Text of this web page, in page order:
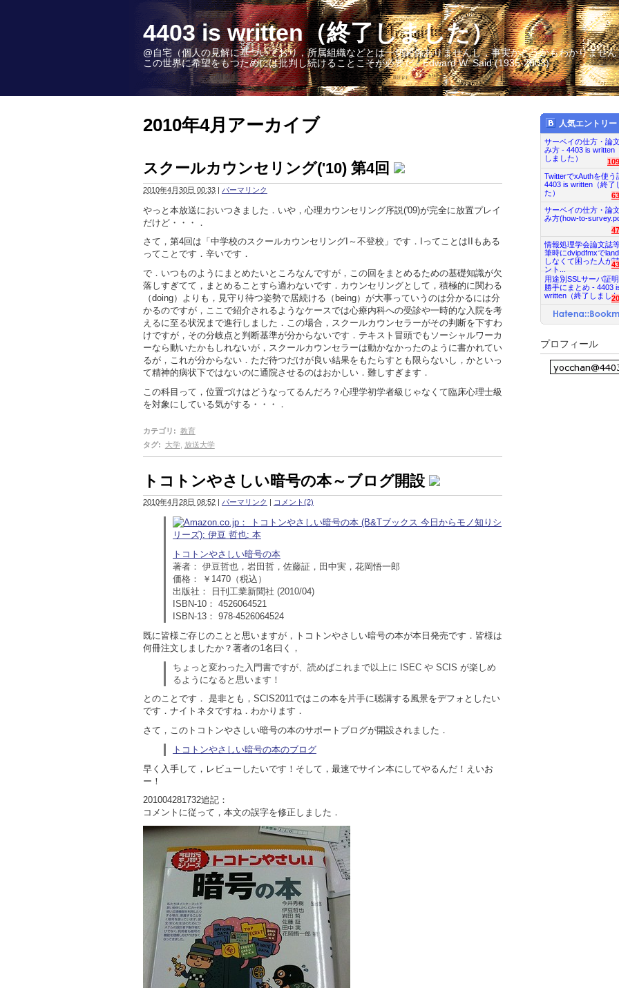
4403 is written（終了しました）
@自宅（個人の見解に基づいており，所属組織などとは一切関係ありませんし，事実かどうかもわかりません
この世界に希望をもつためには批判し続けることこそが必要だ - Edward W. Said (1935-2003)
2010年4月アーカイブ
スクールカウンセリング('10) 第4回
2010年4月30日 00:33 | パーマリンク
やっと本放送においつきました．いや，心理カウンセリング序説('09)が完全に放置プレイ
だけど・・・．
さて，第4回は「中学校のスクールカウンセリングI～不登校」です．IってことはIIもある
ってことです．辛いです．
で．いつものようにまとめたいところなんですが，この回をまとめるための基礎知識が欠
落しすぎてて，まとめることすら適わないです．カウンセリングとして，積極的に関わる
（doing）よりも，見守り待つ姿勢で居続ける（being）が大事っていうのは分かるには分
かるのですが，ここで紹介されるようなケースでは心療内科への受診や一時的な入院を考
えるに至る状況まで進行しました．この場合，スクールカウンセラーがその判断を下すわ
けですが，その分岐点と判断基準が分からないです．テキスト冒頭でもソーシャルワーカ
ーなら動いたかもしれないが，スクールカウンセラーは動かなかったのように書かれてい
るが，これが分からない．ただ待つだけが良い結果をもたらすとも限らないし，かといっ
て精神的病状下ではないのに通院させるのはおかしい．難しすぎます．
この科目って，位置づけはどうなってるんだろ？心理学初学者級じゃなくて臨床心理士級
を対象にしている気がする・・・．
カテゴリ : 教育
タグ: 大学, 放送大学
トコトンやさしい暗号の本～ブログ開設
2010年4月28日 08:52 パーマリンク コメント(2)
トコトンやさしい暗号の本
著者： 伊豆哲也，岩田哲，佐藤証，田中実，花岡悟一郎
価格： ￥1470（税込）
出版社： 日刊工業新聞社 (2010/04)
ISBN-10： 4526064521
ISBN-13： 978-4526064524
既に皆様ご存じのことと思いますが，トコトンやさしい暗号の本が本日発売です．皆様は
何冊注文しましたか？著者の1名曰く，
ちょっと変わった入門書ですが、読めばこれまで以上に ISEC や SCIS が楽しめ
るようになると思います！
とのことです． 是非とも，SCIS2011ではこの本を片手に聴講する風景をデフォとしたい
です．ナイトネタですね．わかります．
さて，このトコトンやさしい暗号の本のサポートブログが開設されました．
トコトンやさしい暗号の本のブログ
早く入手して，レビューしたいです！そして，最速でサイン本にしてやるんだ！えいお
ー！
201004281732追記：
コメントに従って，本文の誤字を修正しました．
人気エントリー
サーベイの仕方・論
み方 - 4403 is written
しました）
TwitterでxAuthを使う
4403 is written（終了
た）
サーベイの仕方・論
み方(how-to-
情報処理学会論文誌
筆時にdvipdfmxで
しなくて困った人が
ント...
用途別SSLサーバ証
勝手にまとめ - 4403
written（終了しまし
プロフィール